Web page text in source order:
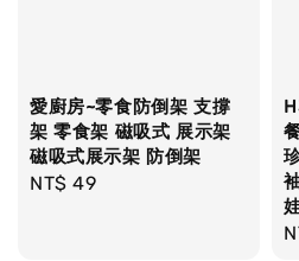
愛廚房~零食防倒架 支撐
架 零食架 磁吸式 展示架
磁吸式展示架 防倒架
Regular
NT$ 49